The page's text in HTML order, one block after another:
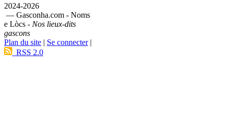
2024-2026
— Gasconha.com - Noms
e Lòcs - Nos lieux-dits
gascons
Plan du site | Se connecter|
RSS 2.0